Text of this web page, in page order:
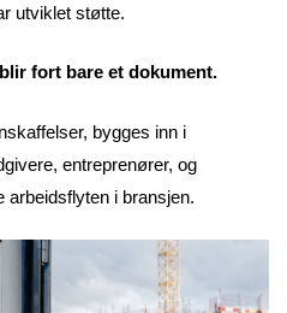
utviklet støtte.
fort bare et dokument.
bygges inn i
entreprenører, og
arbeidsflyten i bransjen.